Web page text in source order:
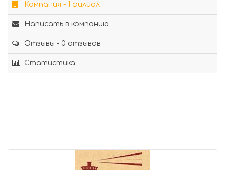
Компания - 1 филиал
Написать в компанию
Отзывы - 0 отзывов
Статистика